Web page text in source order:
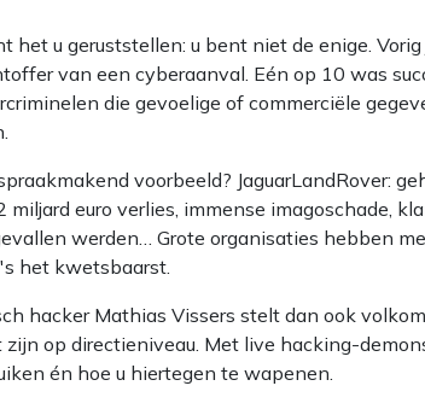
het u geruststellen: u bent niet de enige.
van een cyberaanval. Eén op 10 was
die gevoelige of commerciële
voorbeeld? JaguarLandRover:
miljard euro verlies, immense imagoschade,
werden… Grote organisaties hebben
het kwetsbaarst.
hacker Mathias Vissers stelt dan ook
zijn op directieniveau. Met live hacking-
én hoe u hiertegen te wapenen.